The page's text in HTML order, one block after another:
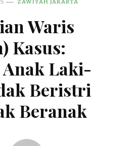
ZAWIYAH JAKARTA
Waris
Kasus:
Laki-
Beristri
Beranak